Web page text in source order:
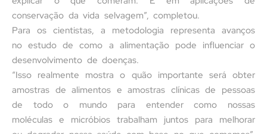
conservação da vida selvagem”, completou.
Para os cientistas, a metodologia representa avanços
no estudo de como a alimentação pode influenciar o
desenvolvimento de doenças.
“Isso realmente mostra o quão importante será obter
amostras de alimentos e amostras clínicas de pessoas
de todo o mundo para entender como nossas
moléculas e micróbios trabalham juntos para melhorar